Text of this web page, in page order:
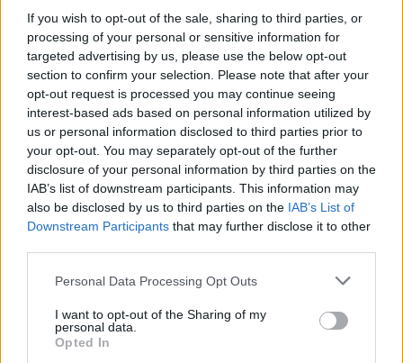
If you wish to opt-out of the sale, sharing to third parties, or
processing of your personal or sensitive information for
targeted advertising by us, please use the below opt-out
section to confirm your selection. Please note that after your
opt-out request is processed you may continue seeing
interest-based ads based on personal information utilized by
us or personal information disclosed to third parties prior to
your opt-out. You may separately opt-out of the further
disclosure of your personal information by third parties on the
IAB’s list of downstream participants. This information may
also be disclosed by us to third parties on the IAB’s List of
Downstream Participants that may further disclose it to other
Please note that this website/app uses one or more Google
not limited to your visit or usage behaviour. You may click to
grant or deny consent to Google and its third-party tags to
use your data for below specified purposes in below Google
Personal Data Processing Opt Outs
I want to opt-out of the Sharing of my
personal data.
Opted In
Και συμπλήρωσε: «Και μετά μπορείς να κάνεις ένα
μικρό διάλειμμα με τον εαυτό σου και να τυλίξεις